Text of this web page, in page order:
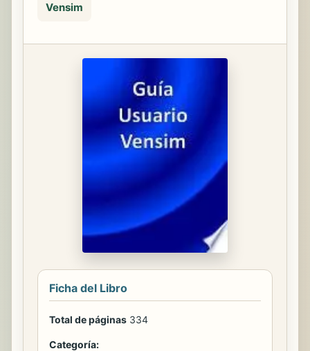
Vensim
Ficha del Libro
Total de páginas 334
Categoría: